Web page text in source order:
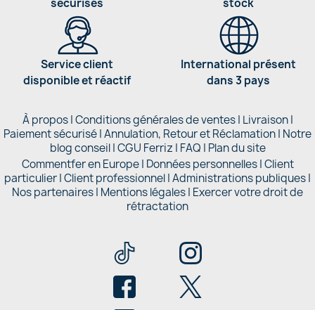
sécurisés
stock
Service client
disponible et réactif
International présent
dans 3 pays
À propos|Conditions générales de ventes| Livraison|
Paiement sécurisé|Annulation, Retour et Réclamation| Notre
blog conseil|CGU Ferriz | FAQ | Plan du site
Commentfer en Europe| Données personnelles|Client
particulier|Client professionnel|Administrations publiques|
Nos partenaires | Mentions légales| Exercer votre droit de
rétractation